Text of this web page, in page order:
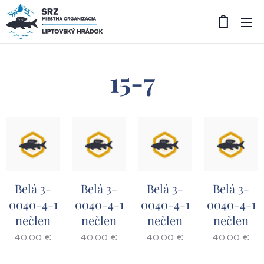
15-7
Belá 3-
0040-4-1
nečlen
40,00 €
Belá 3-
0040-4-1
nečlen
40,00 €
Belá 3-
0040-4-1
nečlen
40,00 €
Belá 3-
0040-4-1
nečlen
40,00 €